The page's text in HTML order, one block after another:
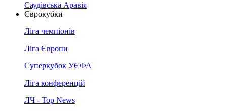
Саудівська Аравія
Єврокубки
Ліга чемпіонів
Ліга Європи
Суперкубок УЄФА
Ліга конференцій
ЛЧ - Top News